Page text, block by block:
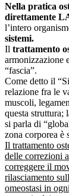
Nella pratica
direttamente
l’intero
sistemi.
Il trattamento
armonizzazione
“fascia”.
Come detto il
relazione fra le
muscoli,
questa struttura;
si parla di
zona corporea è
Il trattamento
delle correzioni
correggere il
rilasciamento
omeostasi in